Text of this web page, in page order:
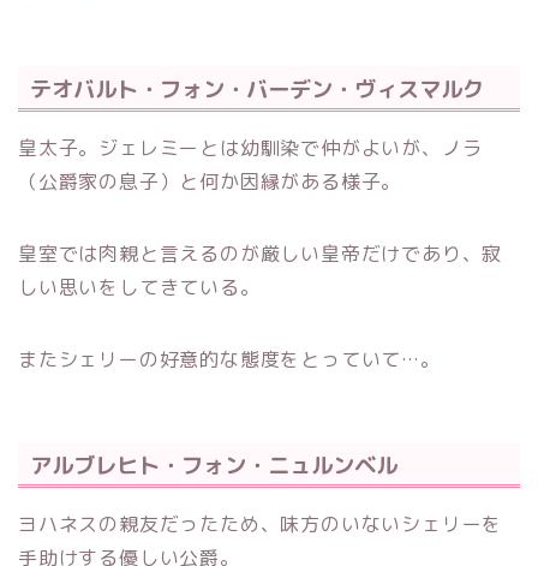
テオバルト・フォン・バーデン・ヴィスマルク
皇太子。ジェレミーとは幼馴染で仲がよいが、ノラ
（公爵家の息子）と何か因縁がある様子。
皇室では肉親と言えるのが厳しい皇帝だけであり、寂
しい思いをしてきている。
またシェリーの好意的な態度をとっていて…。
アルブレヒト・フォン・ニュルンベル
ヨハネスの親友だったため、味方のいないシェリーを
手助けする優しい公爵。